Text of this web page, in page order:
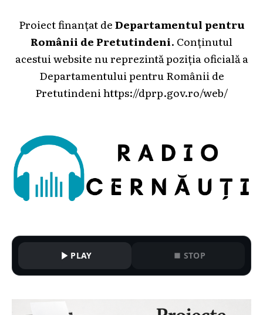
Proiect finanțat deDepartamentul pentru
Românii de Pretutindeni. Conținutul
acestui website nu reprezintă poziția oficială a
Departamentului pentru Românii de
Pretutindenihttps://dprp.gov.ro/web/
PLAY STOP